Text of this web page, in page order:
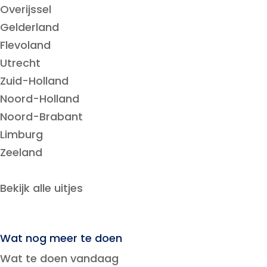
Overijssel
Gelderland
Flevoland
Utrecht
Zuid-Holland
Noord-Holland
Noord-Brabant
Limburg
Zeeland
Bekijk alle uitjes
Wat nog meer te doen
Wat te doen vandaag